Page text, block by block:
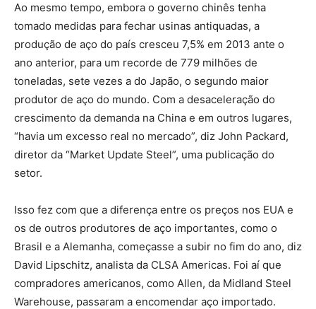
Ao mesmo tempo, embora o governo chinês tenha
tomado medidas para fechar usinas antiquadas, a
produção de aço do país cresceu 7,5% em 2013 ante o
ano anterior, para um recorde de 779 milhões de
toneladas, sete vezes a do Japão, o segundo maior
produtor de aço do mundo. Com a desaceleração do
crescimento da demanda na China e em outros lugares,
“havia um excesso real no mercado”, diz John Packard,
diretor da “Market Update Steel”, uma publicação do
setor.
Isso fez com que a diferença entre os preços nos EUA e
os de outros produtores de aço importantes, como o
Brasil e a Alemanha, começasse a subir no fim do ano, diz
David Lipschitz, analista da CLSA Americas. Foi aí que
compradores americanos, como Allen, da Midland Steel
Warehouse, passaram a encomendar aço importado.